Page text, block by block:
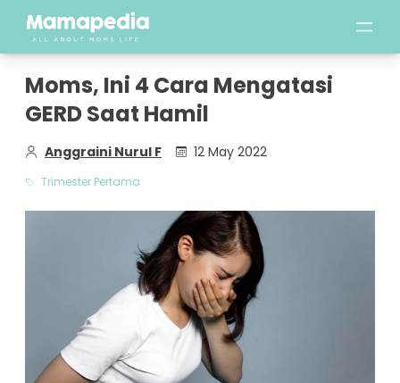
Moms, Ini 4 Cara Mengatasi
GERD Saat Hamil
Anggraini Nurul F 12 May 2022
Trimester Pertama